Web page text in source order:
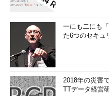
一にも二にも
た6つのセキュ
2018年の災害
TTデータ経営